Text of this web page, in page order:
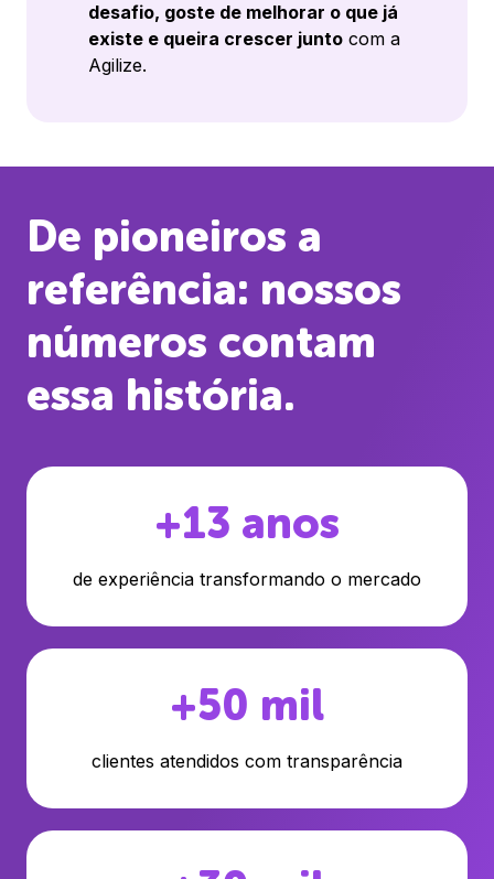
desafio, goste de melhorar o que já
existe e queira crescer junto com a
Agilize.
De pioneiros a
referência: nossos
números contam
essa história.
+13 anos
de experiência transformando o mercado
+50 mil
clientes atendidos com transparência